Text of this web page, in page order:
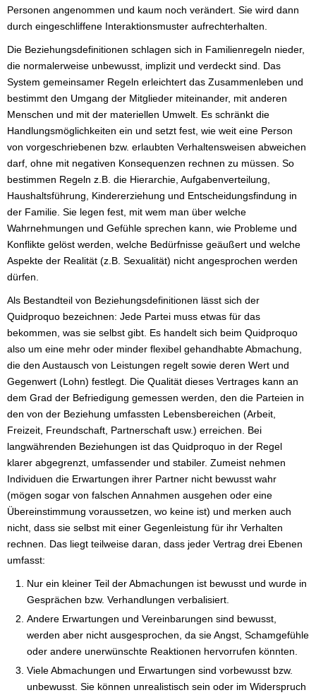
Personen angenommen und kaum noch verändert. Sie wird dann
durch eingeschliffene Interaktionsmuster aufrechterhalten.
Die Beziehungsdefinitionen schlagen sich in Familienregeln nieder,
die normalerweise unbewusst, implizit und verdeckt sind. Das
System gemeinsamer Regeln erleichtert das Zusammenleben und
bestimmt den Umgang der Mitglieder miteinander, mit anderen
Menschen und mit der materiellen Umwelt. Es schränkt die
Handlungsmöglichkeiten ein und setzt fest, wie weit eine Person
von vorgeschriebenen bzw. erlaubten Verhaltensweisen abweichen
darf, ohne mit negativen Konsequenzen rechnen zu müssen. So
bestimmen Regeln z.B. die Hierarchie, Aufgabenverteilung,
Haushaltsführung, Kindererziehung und Entscheidungsfindung in
der Familie. Sie legen fest, mit wem man über welche
Wahrnehmungen und Gefühle sprechen kann, wie Probleme und
Konflikte gelöst werden, welche Bedürfnisse geäußert und welche
Aspekte der Realität (z.B. Sexualität) nicht angesprochen werden
dürfen.
Als Bestandteil von Beziehungsdefinitionen lässt sich der
Quidproquo bezeichnen: Jede Partei muss etwas für das
bekommen, was sie selbst gibt. Es handelt sich beim Quidproquo
also um eine mehr oder minder flexibel gehandhabte Abmachung,
die den Austausch von Leistungen regelt sowie deren Wert und
Gegenwert (Lohn) festlegt. Die Qualität dieses Vertrages kann an
dem Grad der Befriedigung gemessen werden, den die Parteien in
den von der Beziehung umfassten Lebensbereichen (Arbeit,
Freizeit, Freundschaft, Partnerschaft usw.) erreichen. Bei
langwährenden Beziehungen ist das Quidproquo in der Regel
klarer abgegrenzt, umfassender und stabiler. Zumeist nehmen
Individuen die Erwartungen ihrer Partner nicht bewusst wahr
(mögen sogar von falschen Annahmen ausgehen oder eine
Übereinstimmung voraussetzen, wo keine ist) und merken auch
nicht, dass sie selbst mit einer Gegenleistung für ihr Verhalten
rechnen. Das liegt teilweise daran, dass jeder Vertrag drei Ebenen
umfasst:
Nur ein kleiner Teil der Abmachungen ist bewusst und wurde in
Gesprächen bzw. Verhandlungen verbalisiert.
Andere Erwartungen und Vereinbarungen sind bewusst,
werden aber nicht ausgesprochen, da sie Angst, Schamgefühle
oder andere unerwünschte Reaktionen hervorrufen könnten.
Viele Abmachungen und Erwartungen sind vorbewusst bzw.
unbewusst. Sie können unrealistisch sein oder im Widerspruch